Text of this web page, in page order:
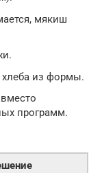
мякиш
из формы.
программ.